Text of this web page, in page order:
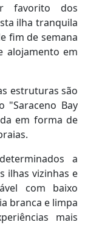
favorito dos
ilha tranquila
fim de semana
alojamento em
estruturas são
"Saraceno Bay
em forma de
a
ilhas vizinhas e
com baixo
branca e limpa
mais